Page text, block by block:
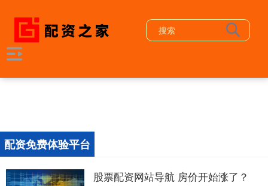
配资免费体验平台
股票配资网站导航 房价开始涨了？